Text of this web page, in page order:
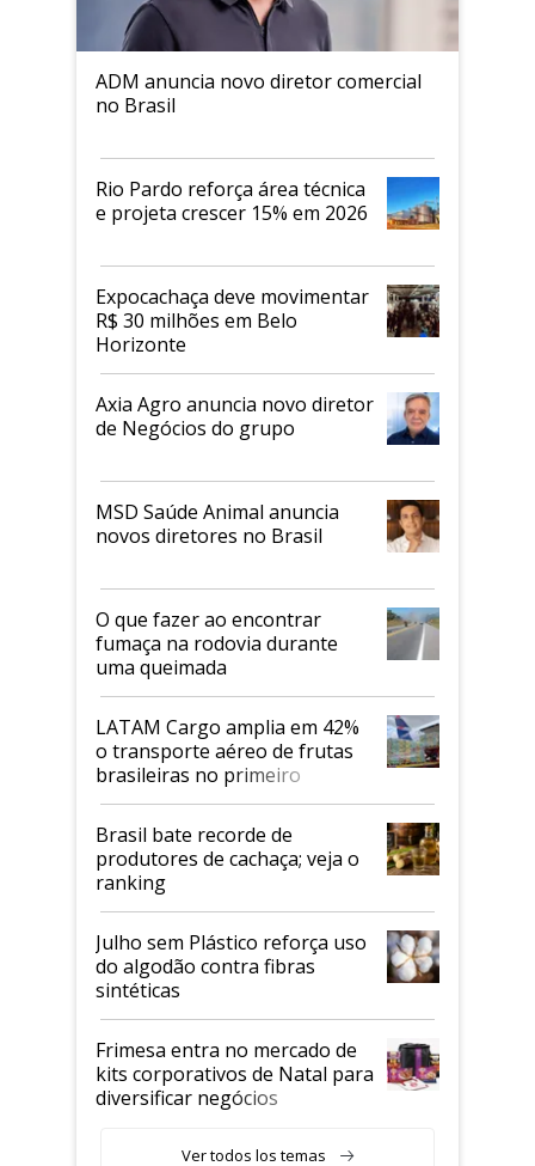
ADM anuncia novo diretor comercial
no Brasil
Rio Pardo reforça área técnica
e projeta crescer 15% em 2026
Expocachaça deve movimentar
R$ 30 milhões em Belo
Horizonte
Axia Agro anuncia novo diretor
de Negócios do grupo
MSD Saúde Animal anuncia
novos diretores no Brasil
O que fazer ao encontrar
fumaça na rodovia durante
uma queimada
LATAM Cargo amplia em 42%
o transporte aéreo de frutas
brasileiras no primeiro
semestre
Brasil bate recorde de
produtores de cachaça; veja o
ranking
Julho sem Plástico reforça uso
do algodão contra fibras
sintéticas
Frimesa entra no mercado de
kits corporativos de Natal para
diversificar negócios
Ver todos los temas